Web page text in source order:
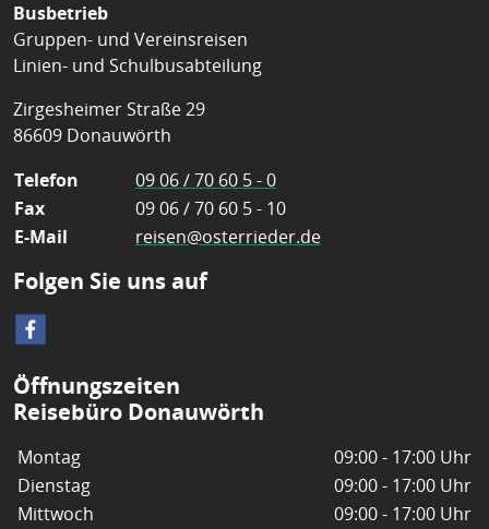
Busbetrieb
Gruppen- und Vereinsreisen
Linien- und Schulbusabteilung
Zirgesheimer Straße 29
86609 Donauwörth
Telefon
09 06 / 70 60 5 - 0
Fax
09 06 / 70 60 5 - 10
E-Mail
reisen@osterrieder.de
Folgen Sie uns auf
Öffnungszeiten
Reisebüro Donauwörth
Montag
09:00 - 17:00 Uhr
Dienstag
09:00 - 17:00 Uhr
Mittwoch
09:00 - 17:00 Uhr